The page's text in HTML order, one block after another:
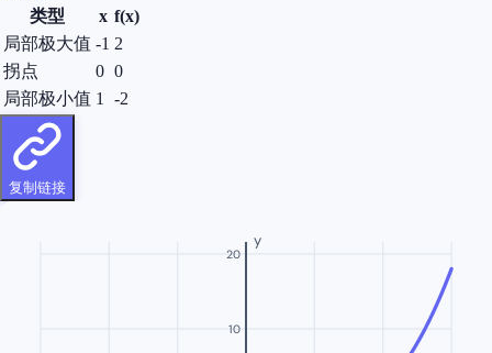
类型 x f(x)
局部极大值 -1 2
拐点
0 0
局部极小值 1 -2
复制链接
y
10
20